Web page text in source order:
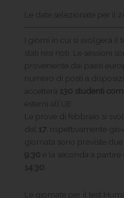
Le date selezionate per il
I giorni in cui si svolgerà il
stati resi noti. Le sessioni
proveniente dai paesi
numero di posti a
accetterà 130 studenti
esterni all’UE.
Le prove di febbraio si
del 17 , rispettivamente
giornata sono previste
9:30 e la seconda a
14:30
Le giornate per il test